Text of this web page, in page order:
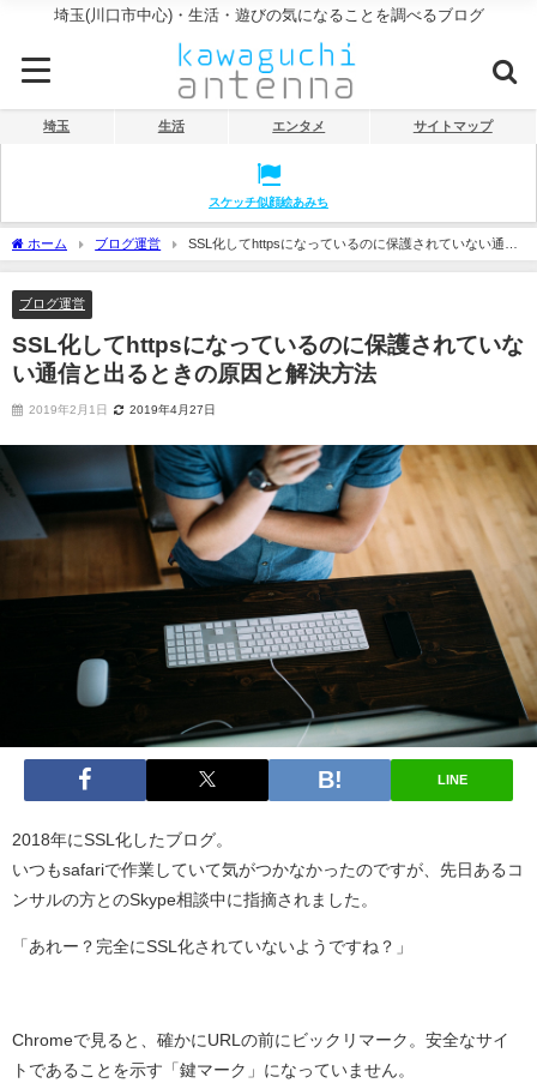
埼玉(川口市中心)・生活・遊びの気になることを調べるブログ
埼玉 生活 エンタメ サイトマップ
スケッチ似顔絵あみち
ホーム ブログ運営
SSL化してhttpsになっているのに保護されていない通信
と出るときの原因と解決方法
ブログ運営
SSL化してhttpsになっているのに保護されていな
い通信と出るときの原因と解決方法
2019年2月1日 2019年4月27日
LINE
2018年にSSL化したブログ。
いつもsafariで作業していて気がつかなかったのですが、先日あるコ
ンサルの方とのSkype相談中に指摘されました。
「あれー？完全にSSL化されていないようですね？」
Chromeで見ると、確かにURLの前にビックリマーク。安全なサイ
トであることを示す「鍵マーク」になっていません。